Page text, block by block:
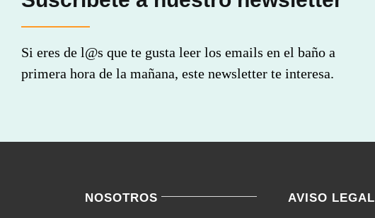
Si eres de l@s que te gusta leer los emails en el baño a
primera hora de la mañana, este newsletter te interesa.
NOSOTROS AVISO LEGAL